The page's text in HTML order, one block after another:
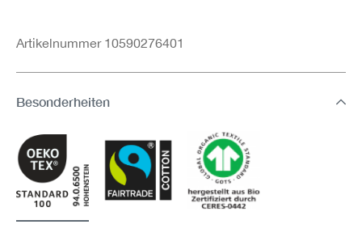
Artikelnummer 10590276401
Besonderheiten